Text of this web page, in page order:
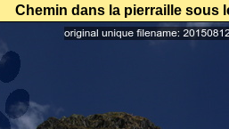
Chemin dans la pierraille sous